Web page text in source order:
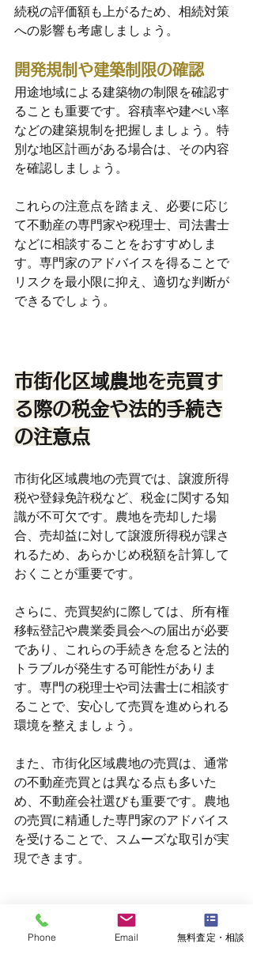
続税の評価額も上がるため、相続対策
への影響も考慮しましょう。
開発規制や建築制限の確認
用途地域による建築物の制限を確認す
ることも重要です。容積率や建ぺい率
などの建築規制を把握しましょう。特
別な地区計画がある場合は、その内容
を確認しましょう。
これらの注意点を踏まえ、必要に応じ
て不動産の専門家や税理士、司法書士
などに相談することをおすすめしま
す。専門家のアドバイスを得ることで
リスクを最小限に抑え、適切な判断が
できるでしょう。
市街化区域農地を売買す
る際の税金や法的手続き
の注意点
市街化区域農地の売買では、譲渡所得
税や登録免許税など、税金に関する知
識が不可欠です。農地を売却した場
合、売却益に対して譲渡所得税が課さ
れるため、あらかじめ税額を計算して
おくことが重要です。
さらに、売買契約に際しては、所有権
移転登記や農業委員会への届出が必要
であり、これらの手続きを怠ると法的
トラブルが発生する可能性がありま
す。専門の税理士や司法書士に相談す
ることで、安心して売買を進められる
環境を整えましょう。
また、市街化区域農地の売買は、通常
の不動産売買とは異なる点も多いた
め、不動産会社選びも重要です。農地
の売買に精通した専門家のアドバイス
を受けることで、スムーズな取引が実
現できます。
市街化区域農地の活用事
Phone Email 無料査定・相談